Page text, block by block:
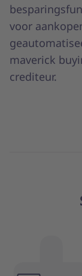
voor
maverick
crediteur.